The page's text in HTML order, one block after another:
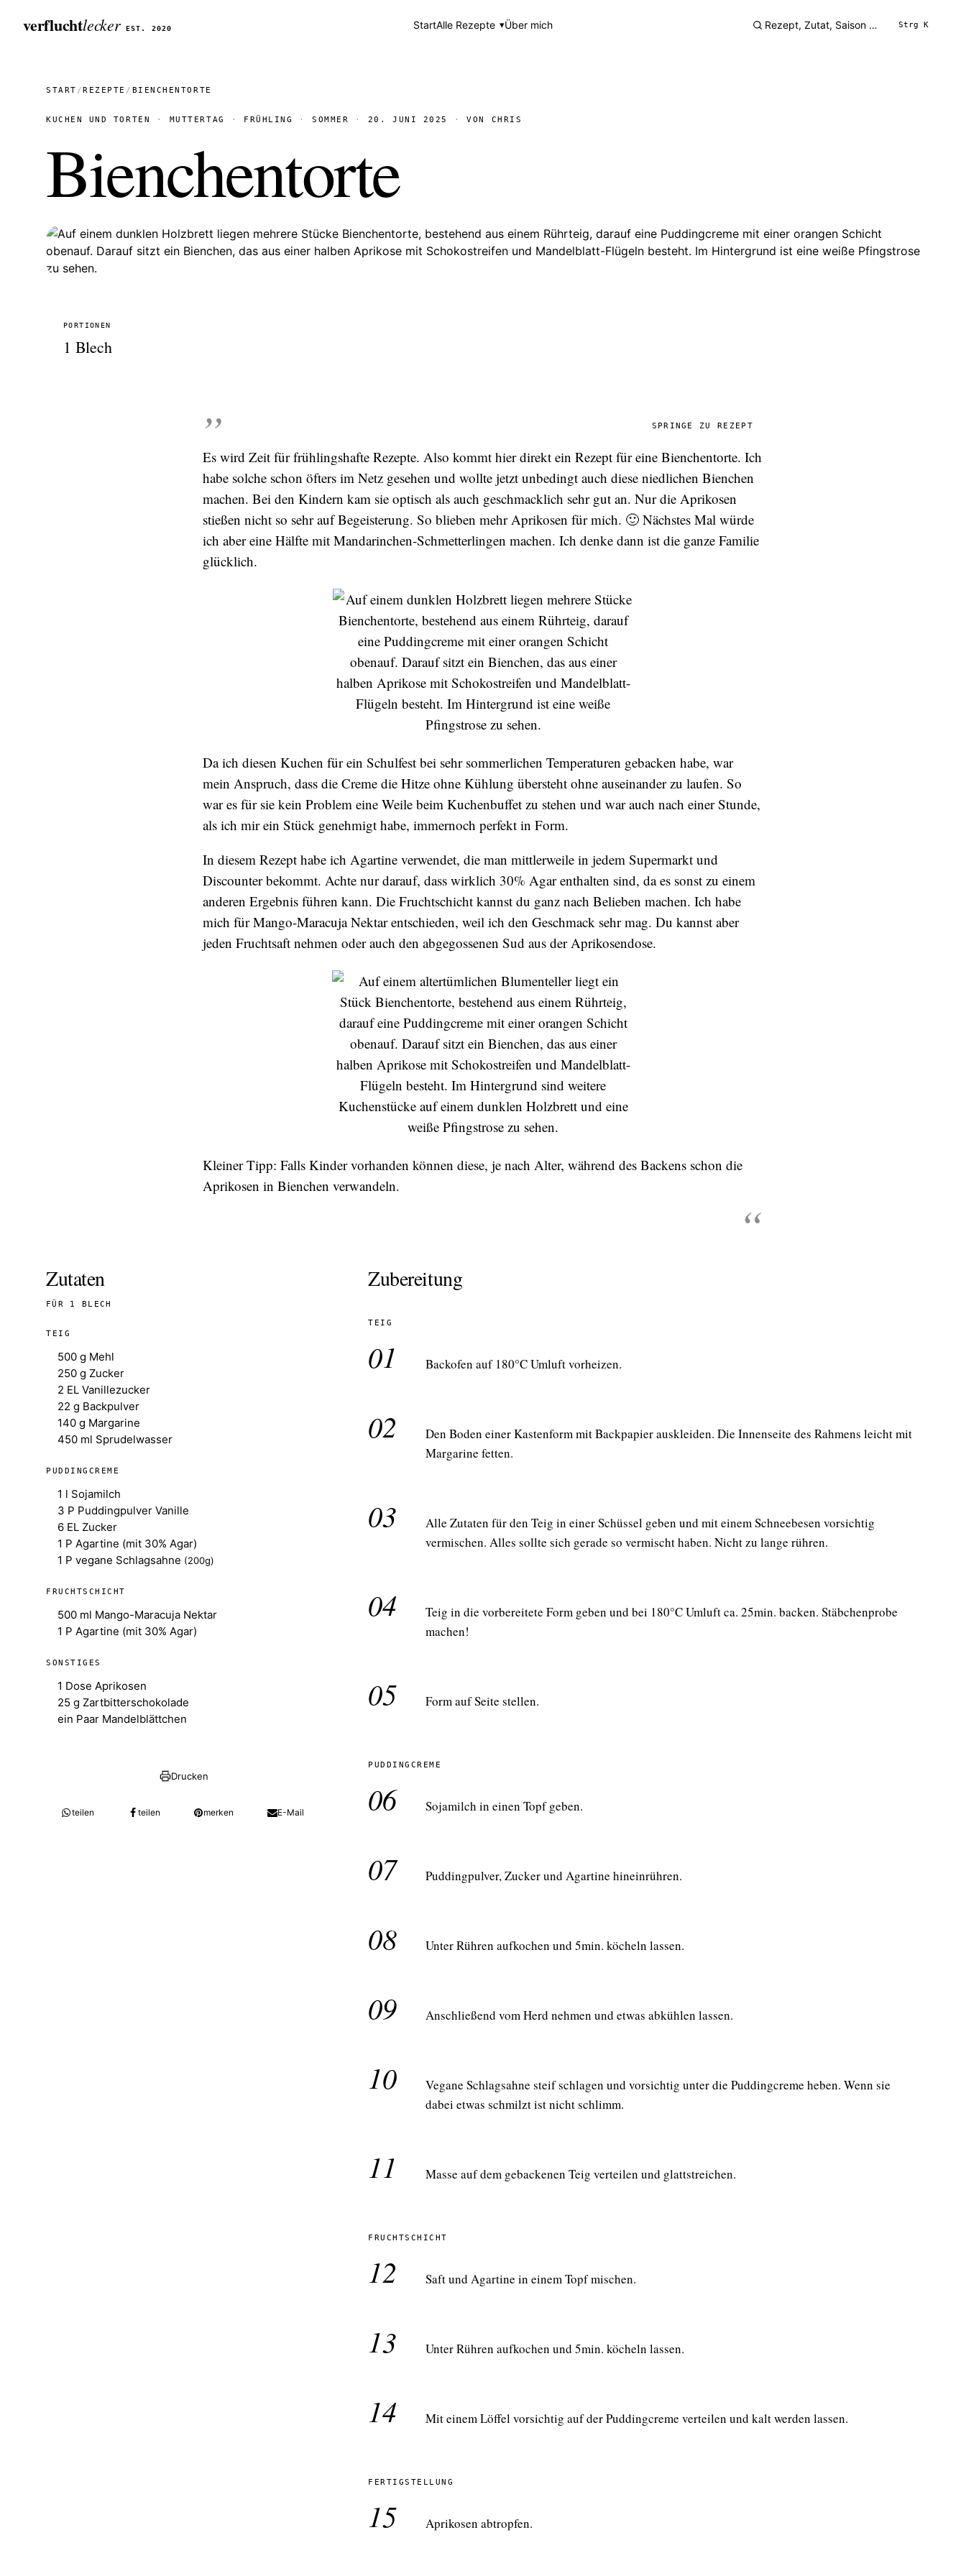
verfluchtlecker EST. 2020 StartAlle Rezepte Über mich
Suchen
Strg K
START /REZEPTE / BIENCHENTORTE
KUCHEN UND TORTEN MUTTERTAG FRÜHLING SOMMER 20. JUNI 2025 VON CHRIS
Bienchentorte
PORTIONEN
1 Blech
SPRINGE ZU REZEPT
Es wird Zeit für frühlingshafte Rezepte. Also kommt hier direkt ein Rezept für eine Bienchentorte. Ich
habe solche schon öfters im Netz gesehen und wollte jetzt unbedingt auch diese niedlichen Bienchen
machen. Bei den Kindern kam sie optisch als auch geschmacklich sehr gut an. Nur die Aprikosen
stießen nicht so sehr auf Begeisterung. So blieben mehr Aprikosen für mich. 🙂 Nächstes Mal würde
ich aber eine Hälfte mit Mandarinchen-Schmetterlingen machen. Ich denke dann ist die ganze Familie
glücklich.
Da ich diesen Kuchen für ein Schulfest bei sehr sommerlichen Temperaturen gebacken habe, war
mein Anspruch, dass die Creme die Hitze ohne Kühlung übersteht ohne auseinander zu laufen. So
war es für sie kein Problem eine Weile beim Kuchenbuffet zu stehen und war auch nach einer Stunde,
als ich mir ein Stück genehmigt habe, immernoch perfekt in Form.
In diesem Rezept habe ich Agartine verwendet, die man mittlerweile in jedem Supermarkt und
Discounter bekommt. Achte nur darauf, dass wirklich 30% Agar enthalten sind, da es sonst zu einem
anderen Ergebnis führen kann. Die Fruchtschicht kannst du ganz nach Belieben machen. Ich habe
mich für Mango-Maracuja Nektar entschieden, weil ich den Geschmack sehr mag. Du kannst aber
jeden Fruchtsaft nehmen oder auch den abgegossenen Sud aus der Aprikosendose.
Kleiner Tipp: Falls Kinder vorhanden können diese, je nach Alter, während des Backens schon die
Aprikosen in Bienchen verwandeln.
Zutaten
FÜR 1 BLECH
TEIG
500 g Mehl
250 g Zucker
2 EL Vanillezucker
22 g Backpulver
140 g Margarine
450 ml Sprudelwasser
PUDDINGCREME
1 l Sojamilch
3 P Puddingpulver Vanille
6 EL Zucker
1 P Agartine (mit 30% Agar)
1 P vegane Schlagsahne (200g)
FRUCHTSCHICHT
500 ml Mango-Maracuja Nektar
1 P Agartine (mit 30% Agar)
SONSTIGES
1 Dose Aprikosen
25 g Zartbitterschokolade
ein Paar Mandelblättchen
Drucken
teilen teilen merken E-Mail
Zubereitung
TEIG
01 Backofen auf 180°C Umluft vorheizen.
02
Den Boden einer Kastenform mit Backpapier auskleiden. Die Innenseite des Rahmens leicht mit
Margarine fetten.
03
Alle Zutaten für den Teig in einer Schüssel geben und mit einem Schneebesen vorsichtig
vermischen. Alles sollte sich gerade so vermischt haben. Nicht zu lange rühren.
04
Teig in die vorbereitete Form geben und bei 180°C Umluft ca. 25min. backen. Stäbchenprobe
machen!
05 Form auf Seite stellen.
PUDDINGCREME
06 Sojamilch in einen Topf geben.
07 Puddingpulver, Zucker und Agartine hineinrühren.
08 Unter Rühren aufkochen und 5min. köcheln lassen.
09 Anschließend vom Herd nehmen und etwas abkühlen lassen.
10
Vegane Schlagsahne steif schlagen und vorsichtig unter die Puddingcreme heben. Wenn sie
dabei etwas schmilzt ist nicht schlimm.
11 Masse auf dem gebackenen Teig verteilen und glattstreichen.
FRUCHTSCHICHT
12 Saft und Agartine in einem Topf mischen.
13 Unter Rühren aufkochen und 5min. köcheln lassen.
14 Mit einem Löffel vorsichtig auf der Puddingcreme verteilen und kalt werden lassen.
FERTIGSTELLUNG
15 Aprikosen abtropfen.